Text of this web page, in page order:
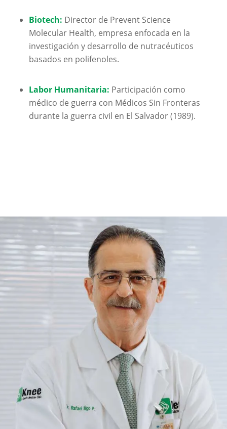
Biotech: Director de Prevent Science
Molecular Health, empresa enfocada en la
investigación y desarrollo de nutracéuticos
basados en polifenoles.
Labor Humanitaria: Participación como
médico de guerra con Médicos Sin Fronteras
durante la guerra civil en El Salvador (1989).